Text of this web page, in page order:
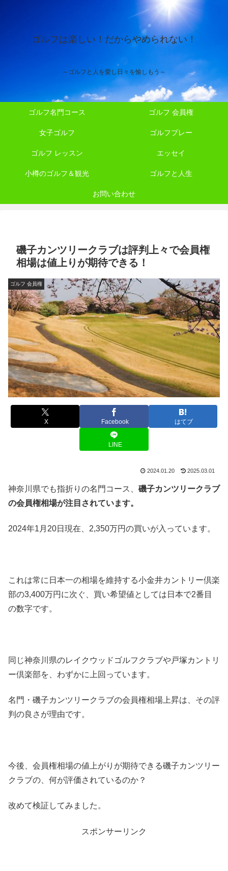
ゴルフは楽しい！だからやめられない！
～ゴルフと人を愛し日々を愉しもう～
ゴルフ名門コース ゴルフ 会員権
女子ゴルフ ゴルフプレー
ゴルフ レッスン エッセイ
小樽のゴルフ＆観光 ゴルフと人生
お問い合わせ
磯子カンツリークラブは評判上々で会員権
相場は値上りが期待できる！
ゴルフ 会員権
X Facebook はてブ
LINE
2024.01.20 2025.03.01
神奈川県でも指折りの名門コース、 磯子カンツリークラブ
の会員権相場が注目されています。
2024年1月20日現在、2,350万円の買いが入っています。
これは常に日本一の相場を維持する小金井カントリー倶楽
部の3,400万円に次ぐ、買い希望値としては日本で2番目
の数字です。
同じ神奈川県のレイクウッドゴルフクラブや戸塚カントリ
ー倶楽部を、わずかに上回っています。
名門・磯子カンツリークラブの会員権相場上昇は、その評
判の良さが理由です。
今後、会員権相場の値上がりが期待できる磯子カンツリー
クラブの、何が評価されているのか？
改めて検証してみました。
スポンサーリンク